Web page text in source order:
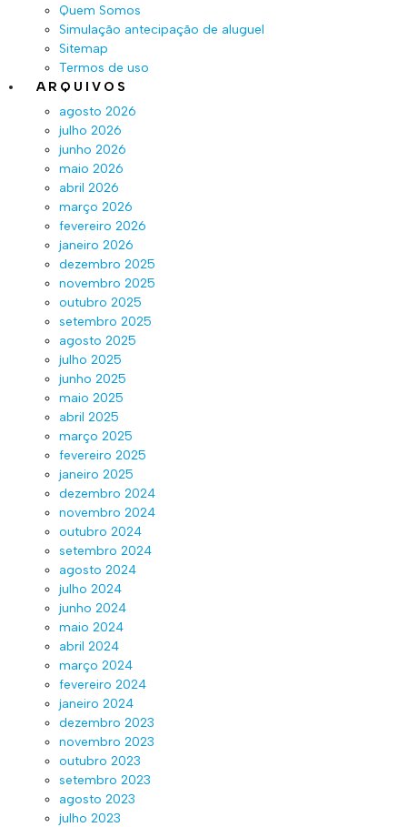
Quem Somos
Simulação antecipação de aluguel
Sitemap
Termos de uso
ARQUIVOS
agosto 2026
julho 2026
junho 2026
maio 2026
abril 2026
março 2026
fevereiro 2026
janeiro 2026
dezembro 2025
novembro 2025
outubro 2025
setembro 2025
agosto 2025
julho 2025
junho 2025
maio 2025
abril 2025
março 2025
fevereiro 2025
janeiro 2025
dezembro 2024
novembro 2024
outubro 2024
setembro 2024
agosto 2024
julho 2024
junho 2024
maio 2024
abril 2024
março 2024
fevereiro 2024
janeiro 2024
dezembro 2023
novembro 2023
outubro 2023
setembro 2023
agosto 2023
julho 2023